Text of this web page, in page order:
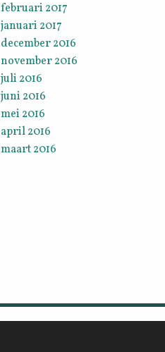
februari 2017
januari 2017
december 2016
november 2016
juli 2016
juni 2016
mei 2016
april 2016
maart 2016